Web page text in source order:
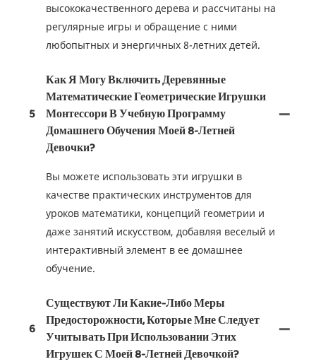
высококачественного дерева и рассчитаны на
регулярные игры и обращение с ними
любопытных и энергичных 8-летних детей.
5
Как Я Могу Включить Деревянные
Математические Геометрические Игрушки
Монтессори В Учебную Программу
Домашнего Обучения Моей 8-Летней
Девочки?
Вы можете использовать эти игрушки в
качестве практических инструментов для
уроков математики, концепций геометрии и
даже занятий искусством, добавляя веселый и
интерактивный элемент в ее домашнее
обучение.
6
Существуют Ли Какие-Либо Меры
Предосторожности, Которые Мне Следует
Учитывать При Использовании Этих
Игрушек С Моей 8-Летней Девочкой?